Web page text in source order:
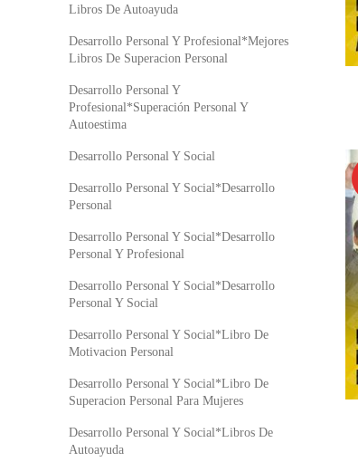
Libros De Autoayuda
Desarrollo Personal Y Profesional*Mejores
Libros De Superacion Personal
Desarrollo Personal Y
Profesional*Superación Personal Y
Autoestima
Desarrollo Personal Y Social
Desarrollo Personal Y Social*Desarrollo
Personal
Desarrollo Personal Y Social*Desarrollo
Personal Y Profesional
Desarrollo Personal Y Social*Desarrollo
Personal Y Social
Desarrollo Personal Y Social*Libro De
Motivacion Personal
Desarrollo Personal Y Social*Libro De
Superacion Personal Para Mujeres
Desarrollo Personal Y Social*Libros De
Autoayuda